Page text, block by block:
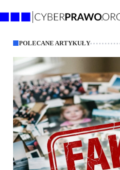
POLECANE ARTYKUŁY